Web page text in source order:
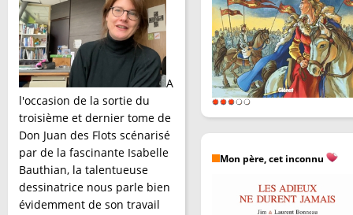
A
l'occasion de la sortie du
troisième et dernier tome de
Don Juan des Flots scénarisé
par de la fascinante Isabelle
Bauthian, la talentueuse
dessinatrice nous parle bien
évidemment de son travail
Mon père, cet inconnu